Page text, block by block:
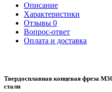
Описание
Характеристики
Отзывы 0
Вопрос-ответ
Оплата и доставка
Твердосплавная концевая фреза
стали